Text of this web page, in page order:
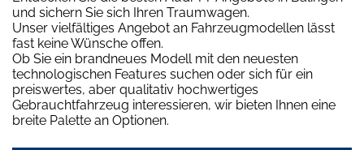
und sichern Sie sich Ihren Traumwagen.
Unser vielfältiges Angebot an Fahrzeugmodellen lässt
fast keine Wünsche offen.
Ob Sie ein brandneues Modell mit den neuesten
technologischen Features suchen oder sich für ein
preiswertes, aber qualitativ hochwertiges
Gebrauchtfahrzeug interessieren, wir bieten Ihnen eine
breite Palette an Optionen.